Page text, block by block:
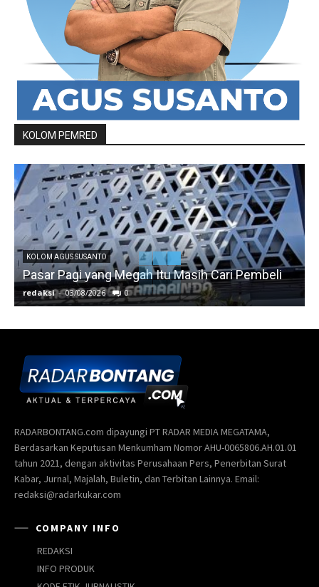
KOLOM PEMRED
KOLOM AGUS SUSANTO
Pasar Pagi yang Megah Itu Masih Cari Pembeli
redaksi - 03/08/2026 0
RADARBONTANG.com dipayungi PT RADAR MEDIA MEGATAMA,
Berdasarkan Keputusan Menkumham Nomor AHU-0065806.AH.01.01
tahun 2021, dengan aktivitas Perusahaan Pers, Penerbitan Surat
Kabar, Jurnal, Majalah, Buletin, dan Terbitan Lainnya. Email:
redaksi@radarkukar.com
COMPANY INFO
REDAKSI
INFO PRODUK